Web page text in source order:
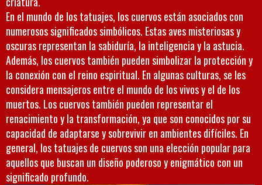
En el mundo de los tatuajes, los cuervos están asociados con
numerosos significados simbólicos. Estas aves misteriosas y
oscuras representan la sabiduría, la inteligencia y la astucia.
Además, los cuervos también pueden simbolizar la protección y
la conexión con el reino espiritual. En algunas culturas, se les
considera mensajeros entre el mundo de los vivos y el de los
muertos. Los cuervos también pueden representar el
renacimiento y la transformación, ya que son conocidos por su
capacidad de adaptarse y sobrevivir en ambientes difíciles. En
general, los tatuajes de cuervos son una elección popular para
aquellos que buscan un diseño poderoso y enigmático con un
significado profundo.